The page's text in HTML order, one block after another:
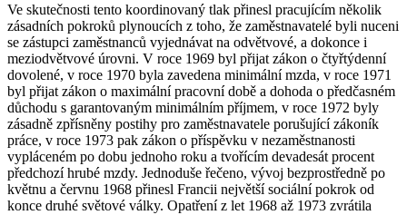
Ve skutečnosti tento koordinovaný tlak přinesl pracujícím několik
zásadních pokroků plynoucích z toho, že zaměstnavatelé byli nuceni
se zástupci zaměstnanců vyjednávat na odvětvové, a dokonce i
meziodvětvové úrovni. V roce 1969 byl přijat zákon o čtyřtýdenní
dovolené, v roce 1970 byla zavedena minimální mzda, v roce 1971
byl přijat zákon o maximální pracovní době a dohoda o předčasném
důchodu s garantovaným minimálním příjmem, v roce 1972 byly
zásadně zpřísněny postihy pro zaměstnavatele porušující zákoník
práce, v roce 1973 pak zákon o příspěvku v nezaměstnanosti
vypláceném po dobu jednoho roku a tvořícím devadesát procent
předchozí hrubé mzdy. Jednoduše řečeno, vývoj bezprostředně po
květnu a červnu 1968 přinesl Francii největší sociální pokrok od
konce druhé světové války. Opatření z let 1968 až 1973 zvrátila